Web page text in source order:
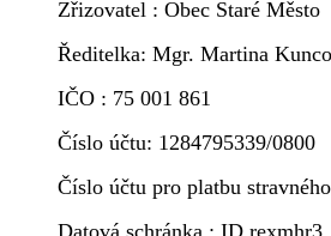
Zřizovatel : Obec Staré Město
Ředitelka: Mgr. Martina
IČO : 75 001 861
Číslo účtu: 1284795339/0800
Číslo účtu pro platbu